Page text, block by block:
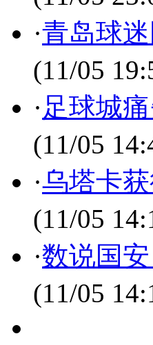
·青岛球
(11/05
·足球城
(11/05
·乌塔卡
(11/05
·数说国
(11/05